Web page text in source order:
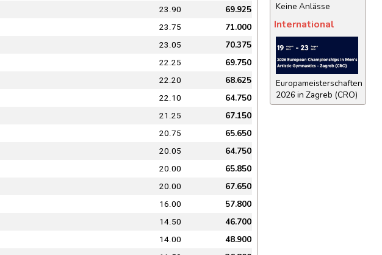
23.90 69.925
23.75 71.000
23.05 70.375
22.25 69.750
22.20 68.625
22.10 64.750
21.25 67.150
20.75 65.650
20.05 64.750
20.00 65.850
20.00 67.650
16.00 57.800
14.50 46.700
14.00 48.900
Keine Anlässe
International
Europameisterschaften
2026 in Zagreb (CRO)